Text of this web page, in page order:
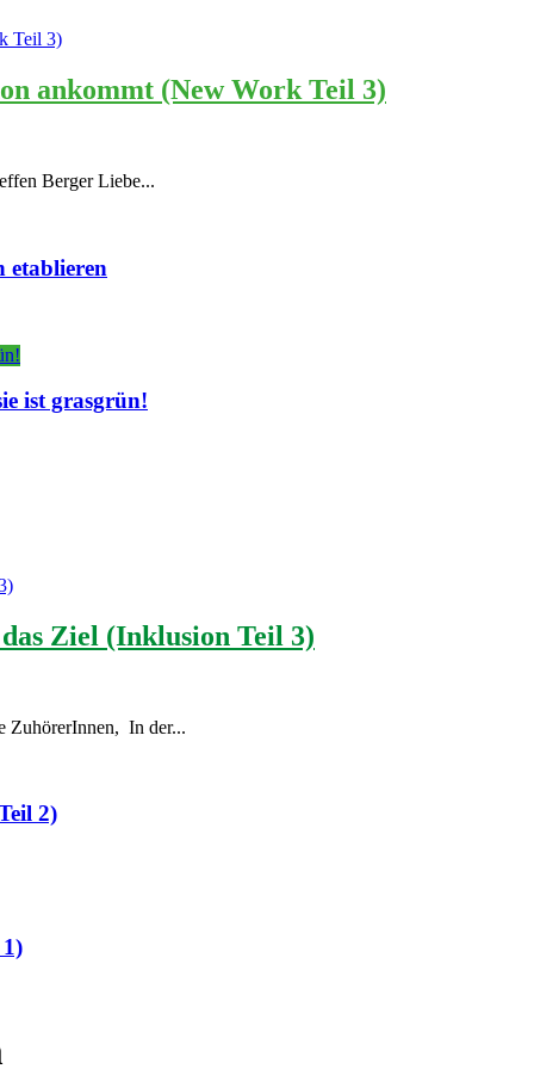
ankommt (New Work Teil 3)
Berger Liebe...
etablieren
ist grasgrün!
Ziel (Inklusion Teil 3)
ZuhörerInnen, In der...
2)